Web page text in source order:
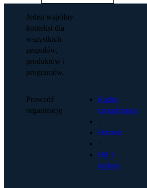
Jeden wspólny
kontekst dla
wszystkich
zespołów,
produktów i
programów.
Prowadź
organizację
Kadra
zarządzająca
·
Finanse
·
HR i
kultura